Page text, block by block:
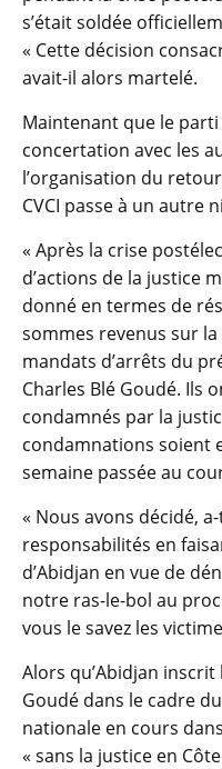
s’était soldée
« Cette décision
avait-il alors martelé.
Maintenant que le
concertation avec les
l’organisation du
CVCI passe à un autre
« Après la crise
d’actions de la justice
donné en termes de
sommes revenus sur
mandats d’arrêts du
Charles Blé Goudé. Ils
condamnés par la
condamnations soient
semaine passée au
« Nous avons décidé,
responsabilités en
d’Abidjan en vue de
notre ras-le-bol au
vous le savez les
Alors qu’Abidjan
Goudé dans le cadre
nationale en cours
« sans la justice en